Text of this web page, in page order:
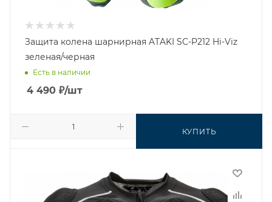
Защита колена шарнирная ATAKI SC-P212 Hi-Viz
зеленая/черная
Есть в наличии
4 490 ₽/шт
КУПИТЬ